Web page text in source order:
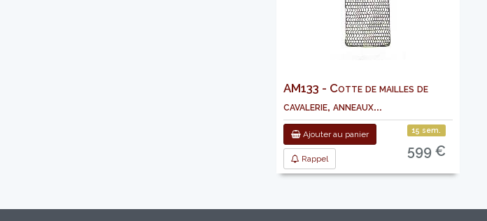
AM133 - Cotte de mailles de
cavalerie, anneaux...
Ajouter au panier
Rappel
15 sem.
599 €